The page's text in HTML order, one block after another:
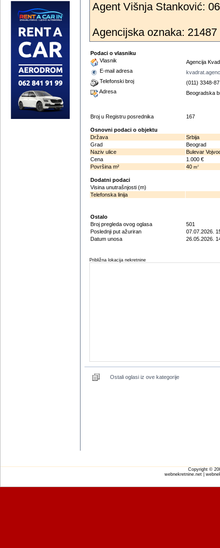
Agent Višnja Stanković:
Agencijska oznaka: 21487
Podaci o vlasniku
Vlasnik
Agencija
E-mail adresa
Telefonski broj
(011) 3348-
Adresa
Beogradska
Broj u Registru posrednika 167
Osnovni podaci o objektu
Država
Srbija
Grad
Beograd
Naziv ulice
Bulevar
Cena
1.000 €
Površina m²
40 m2
Dodatni podaci
Visina unutrašnjosti (m)
Telefonska linija
Ostalo
Broj pregleda ovog oglasa
501
Poslednji put ažuriran
07.07.2026.
Datum unosa
26.05.2026.
Približna lokacija nekretnine
Ostali oglasi iz ove kategorije
Copyright ©
webnekretnine.net |